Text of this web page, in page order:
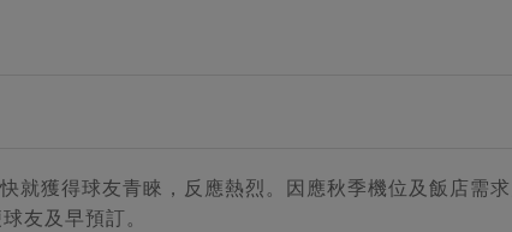
就獲得球友青睞，反應熱烈。因應秋季機位及飯店需
友及早預訂。